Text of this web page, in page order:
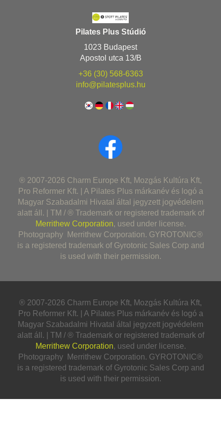
Pilates Plus Stúdió
1023 Budapest
Apostol utca 13/B
+36 (30) 568-6363
info@pilatesplus.hu
® 2007-2026 Charm Europe Kft, Mozgás Kultúra Kft,
Pro Reformer Kft. | A Pilates Plus márkanév és logó a
Magyar Szabadalmi Hivatal által jegyzett jogvédelem
alatt áll. | TM / ® Trademark or registered trademark of
Merrithew Corporation, used under license.
Photography Merrithew Corporation. GYROTONIC®
is a registered trademark of Gyrotonic Sales Corp and
is used with their permission.
® 2007-2026 Charm Europe Kft, Mozgás Kultúra Kft,
Pro Reformer Kft. | A Pilates Plus márkanév és logó a
Magyar Szabadalmi Hivatal által jegyzett jogvédelem
alatt áll. | TM / ® Trademark or registered trademark of
Merrithew Corporation, used under license.
Photography Merrithew Corporation. GYROTONIC®
is a registered trademark of Gyrotonic Sales Corp and
is used with their permission.